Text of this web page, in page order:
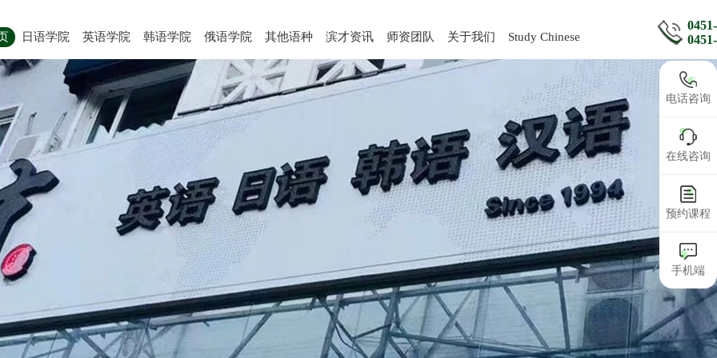
日语学院 英语学院 韩语学院 俄语学院 其他语种 滨才资讯 师资团队 关于我们 Study Chinese
电话咨询
在线咨询
预约课程
手机端